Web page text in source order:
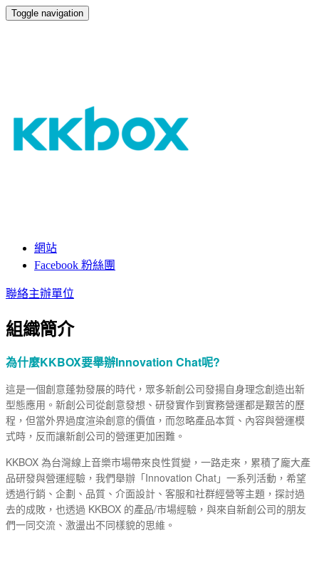
Toggle navigation
網站
Facebook 粉絲團
聯絡主辦單位
組織簡介
為什麼KKBOX要舉辦Innovation Chat呢?
這是一個創意蓬勃發展的時代，眾多新創公司發揚自身理念創造出新
型態應用。新創公司從創意發想、研發實作到實務營運都是艱苦的歷
程，但當外界過度渲染創意的價值，而忽略產品本質、內容與營運模
式時，反而讓新創公司的營運更加困難。
KKBOX 為台灣線上音樂市場帶來良性質變，一路走來，累積了龐大產
品研發與營運經驗，我們舉辦「Innovation Chat」一系列活動，希望
透過行銷、企劃、品質、介面設計、客服和社群經營等主題，探討過
去的成敗，也透過 KKBOX 的產品/市場經驗，與來自新創公司的朋友
們一同交流、激盪出不同樣貌的思維。